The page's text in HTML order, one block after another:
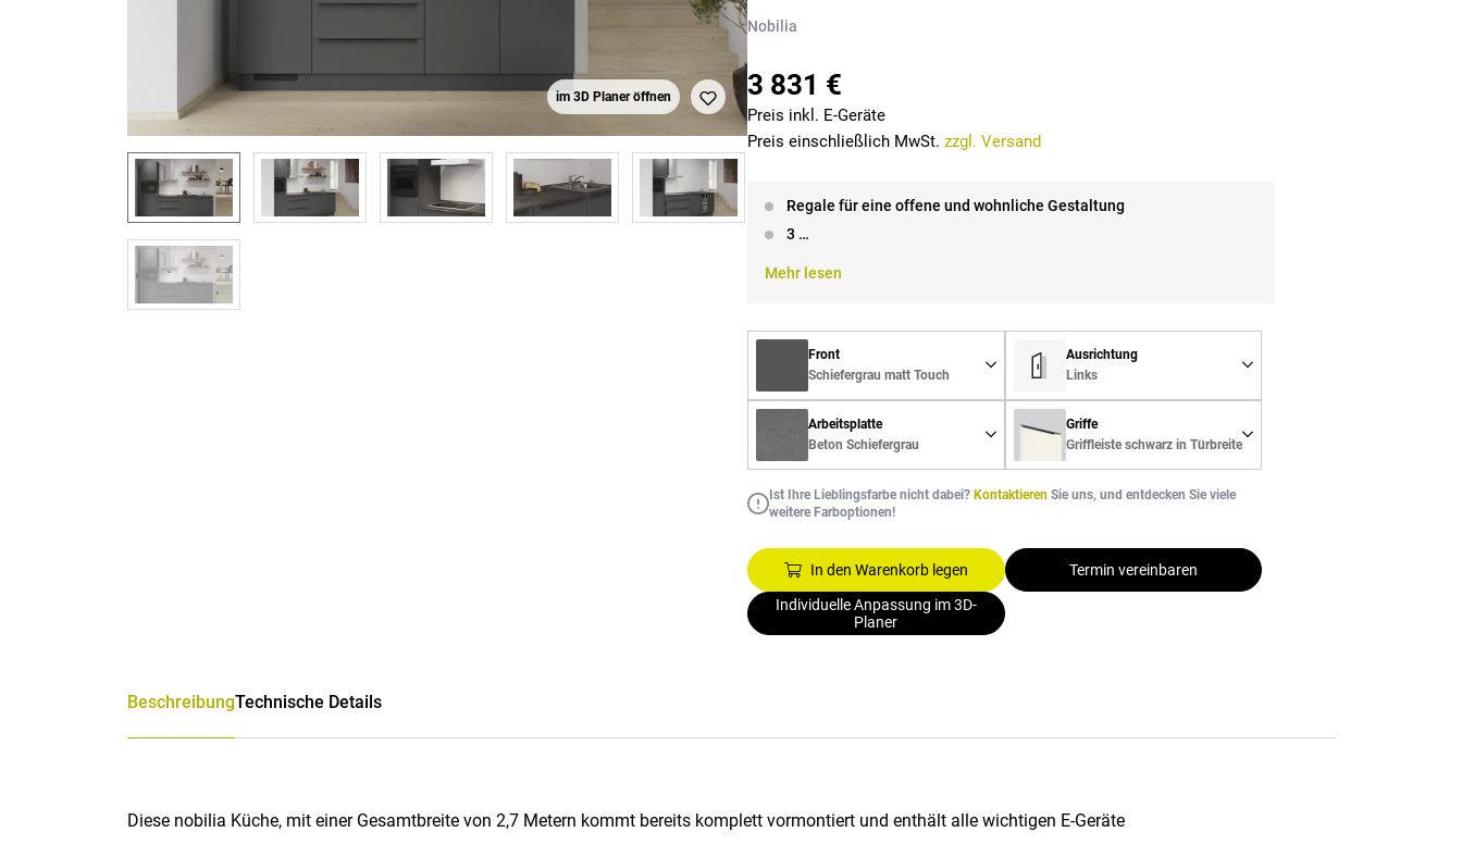
im 3D Planer öffnen
Nobilia
3 831 €
Preis inkl. E-Geräte
Preis einschließlich MwSt. zzgl. Versand
Regale für eine offene und wohnliche Gestaltung
3 …
Mehr lesen
Front
Schiefergrau matt Touch
Ausrichtung
Links
Arbeitsplatte
Beton Schiefergrau
Griffe
Griffleiste schwarz in Türbreite
Ist Ihre Lieblingsfarbe nicht dabei? Kontaktieren Sie uns, und entdecken Sie viele
weitere Farboptionen!
In den Warenkorb legen
Termin vereinbaren
Individuelle Anpassung im 3D-
Planer
BeschreibungTechnische Details
Diese nobilia Küche, mit einer Gesamtbreite von 2,7 Metern kommt bereits komplett vormontiert und enthält alle wichtigen E-Geräte